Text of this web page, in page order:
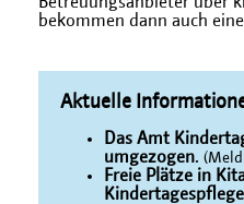
bekommen dann auch
Aktuelle
Das Amt
umgezogen.
Freie Plätze in
Kindertagespflege